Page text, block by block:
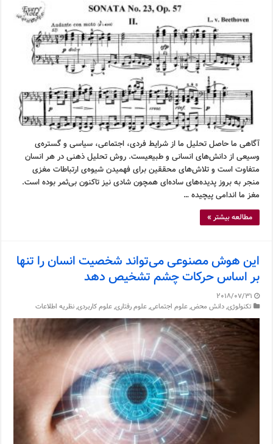
آگاهی ما حاصل تحلیل ما از شرایط فردی، اجتماعی، سیاسی و گستره‌ی
وسیعی از دانش‌های انسانی و طبیعیست. روش تحلیل ذهنی در هر انسان
متفاوت است و تلاش‌های محققین برای فهمیدن شیوه‌ی ارتباطات مغزی
منجر به بروز پدیده‌های ساده‌ای همچون شادی نیز تاکنون بی‌ثمر بوده است.
مغز ما اندامی پیچیده …
مطالعه بیشتر »
این هوش مصنوعی می‌تواند شخصیت انسان را تنها
بر اساس حرکات چشم تشخیص دهد
2018/07/31
تکنولوژی,دانش محض,علوم اجتماعی,علوم رفتاری,علوم کاربردی,نظریه اطلاعات